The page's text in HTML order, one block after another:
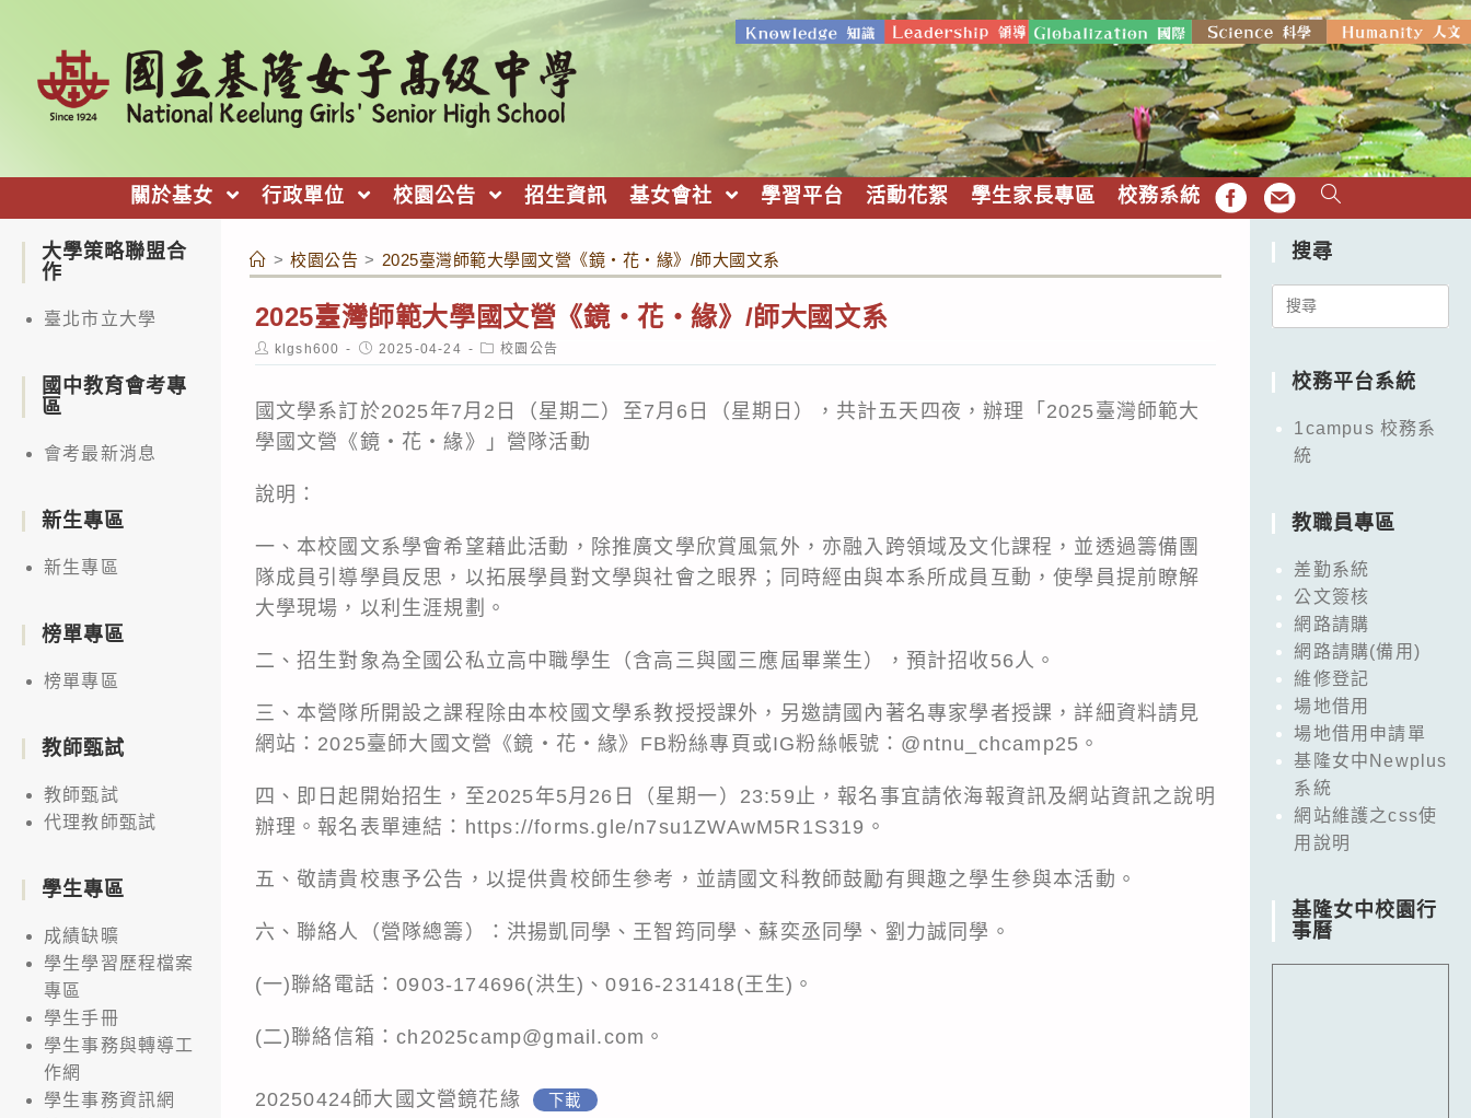
關於基女 行政單位 校園公告 招生資訊 基女會社 學習平台 活動花絮 學生家長專區 校務系統 FB EMAIL
> 校園公告 > 2025臺灣師範大學國文營《鏡‧花‧緣》/師大國文系
2025臺灣師範大學國文營《鏡‧花‧緣》/師大國文系
Post
author:
klgsh600
Post
published:
2025-04-24
Post
category:
校園公告
國文學系訂於2025年7月2日（星期二）至7月6日（星期日），共計五天四夜，辦理「2025臺灣師範大
學國文營《鏡‧花‧緣》」營隊活動
說明：
一、本校國文系學會希望藉此活動，除推廣文學欣賞風氣外，亦融入跨領域及文化課程，並透過籌備團
隊成員引導學員反思，以拓展學員對文學與社會之眼界；同時經由與本系所成員互動，使學員提前瞭解
大學現場，以利生涯規劃。
二、招生對象為全國公私立高中職學生（含高三與國三應屆畢業生），預計招收56人。
三、本營隊所開設之課程除由本校國文學系教授授課外，另邀請國內著名專家學者授課，詳細資料請見
網站：2025臺師大國文營《鏡‧花‧緣》FB粉絲專頁或IG粉絲帳號：@ntnu_chcamp25。
四、即日起開始招生，至2025年5月26日（星期一）23:59止，報名事宜請依海報資訊及網站資訊之說明
辦理。報名表單連結：https://forms.gle/n7su1ZWAwM5R1S319。
五、敬請貴校惠予公告，以提供貴校師生參考，並請國文科教師鼓勵有興趣之學生參與本活動。
六、聯絡人（營隊總籌）：洪揚凱同學、王智筠同學、蘇奕丞同學、劉力誠同學。
(一)聯絡電話：0903-174696(洪生)、0916-231418(王生)。
(二)聯絡信箱：ch2025camp@gmail.com。
20250424師大國文營鏡花緣 下載
大學策略聯盟合
作
臺北市立大學
國中教育會考專
區
會考最新消息
新生專區
新生專區
榜單專區
榜單專區
教師甄試
教師甄試
代理教師甄試
學生專區
成績缺曠
學生學習歷程檔案
專區
學生手冊
學生事務與轉導工
作網
學生事務資訊網
搜尋
Search
校務平台系統
1campus 校務系
統
教職員專區
差勤系統
公文簽核
網路請購
網路請購(備用)
維修登記
場地借用
場地借用申請單
基隆女中Newplus
系統
網站維護之css使
用說明
基隆女中校園行
事曆